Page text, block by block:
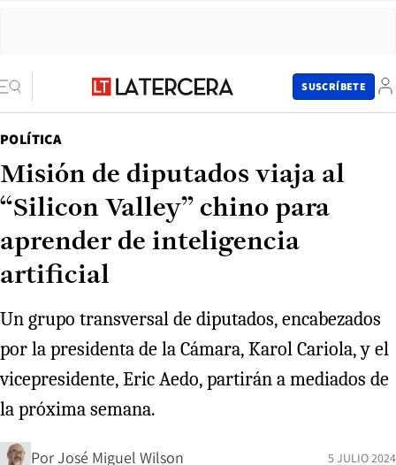
SUSCRÍBETE
POLÍTICA
Misión de diputados viaja al
“Silicon Valley” chino para
aprender de inteligencia
artificial
Un grupo transversal de diputados, encabezados
por la presidenta de la Cámara, Karol Cariola, y el
vicepresidente, Eric Aedo, partirán a mediados de
la próxima semana.
PorJosé Miguel Wilson 5 JULIO 2024